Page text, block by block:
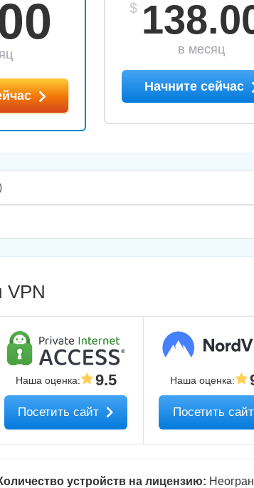
$
в месяц
Начните сейчас
VPN
Наша оценка: 9.5
Посетить сайт
Наша оценка:
Посетить
устройств на лицензию: